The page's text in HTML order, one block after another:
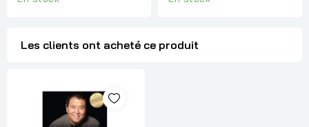
Les clients ont acheté ce produit